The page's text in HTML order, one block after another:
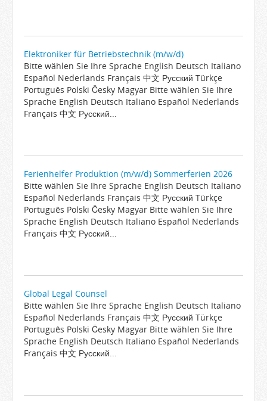
Elektroniker für Betriebstechnik (m/w/d)
Bitte wählen Sie Ihre Sprache English Deutsch Italiano
Español Nederlands Français 中文 Русский Türkçe
Português Polski Česky Magyar Bitte wählen Sie Ihre
Sprache English Deutsch Italiano Español Nederlands
Français 中文 Русский...
Ferienhelfer Produktion (m/w/d) Sommerferien 2026
Bitte wählen Sie Ihre Sprache English Deutsch Italiano
Español Nederlands Français 中文 Русский Türkçe
Português Polski Česky Magyar Bitte wählen Sie Ihre
Sprache English Deutsch Italiano Español Nederlands
Français 中文 Русский...
Global Legal Counsel
Bitte wählen Sie Ihre Sprache English Deutsch Italiano
Español Nederlands Français 中文 Русский Türkçe
Português Polski Česky Magyar Bitte wählen Sie Ihre
Sprache English Deutsch Italiano Español Nederlands
Français 中文 Русский...